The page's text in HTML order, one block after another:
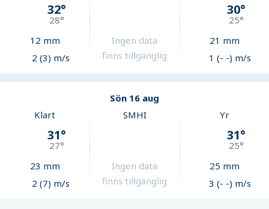
32°
28°
12 mm
2 (3) m/s
Ingen data
finns tillgänglig
30°
25°
21 mm
1 (- -) m/s
Sön 16 aug
Klart
31°
27°
23 mm
2 (7) m/s
SMHI
Ingen data
finns tillgänglig
Yr
31°
25°
25 mm
3 (- -) m/s